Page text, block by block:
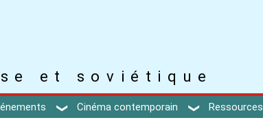
et soviétique
Cinéma contemporain Ressources